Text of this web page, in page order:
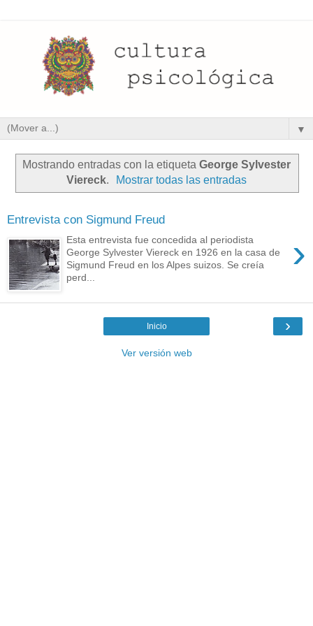
▼
Mostrando entradas con la etiqueta George Sylvester
Viereck. Mostrar todas las entradas
Entrevista con Sigmund Freud
›
Esta entrevista fue concedida al periodista
George Sylvester Viereck en 1926 en la casa de
Sigmund Freud en los Alpes suizos. Se creía
perd...
›
Inicio
Ver versión web